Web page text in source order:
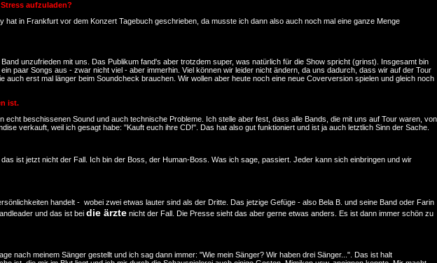
aufzuladen?
in Frankfurt vor dem Konzert Tagebuch geschrieben, da musste ich dann also auch noch mal eine ganze Menge
unzufrieden mit uns. Das Publikum fand's aber trotzdem super, was natürlich für die Show spricht (grinst). Insgesamt bin
paar Songs aus - zwar nicht viel - aber immerhin. Viel können wir leider nicht ändern, da uns dadurch, dass wir auf der Tour
erst mal länger beim Soundcheck brauchen. Wir wollen aber heute noch eine neue Coverversion spielen und gleich noch
ist.
beschissenen Sound und auch technische Probleme. Ich stelle aber fest, dass alle Bands, die mit uns auf Tour waren, von
verkauft, weil ich gesagt habe: "Kauft euch ihre CD!". Das hat also gut funktioniert und ist ja auch letztlich Sinn der Sache.
ist jetzt nicht der Fall. Ich bin der Boss, der Human-Boss. Was ich sage, passiert. Jeder kann sich einbringen und wir
handelt - wobei zwei etwas lauter sind als der Dritte. Das jetzige Gefüge - also Bela B. und seine Band oder Farin
und das ist bei die ärzte nicht der Fall. Die Presse sieht das aber gerne etwas anders. Es ist dann immer schön zu
nach meinem Sänger gestellt und ich sag dann immer: "Wie mein Sänger? Wir haben drei Sänger...". Das ist halt